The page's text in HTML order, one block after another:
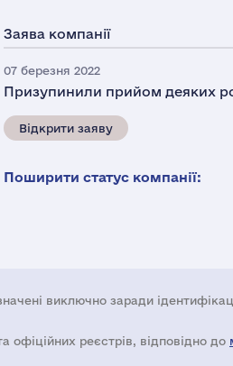
Заява компанії
07 березня 2022
Призупинили прийом деяких
Відкрити заяву
Поширити статус компанії:
виключно заради
офіційних реєстрів, відповідно до